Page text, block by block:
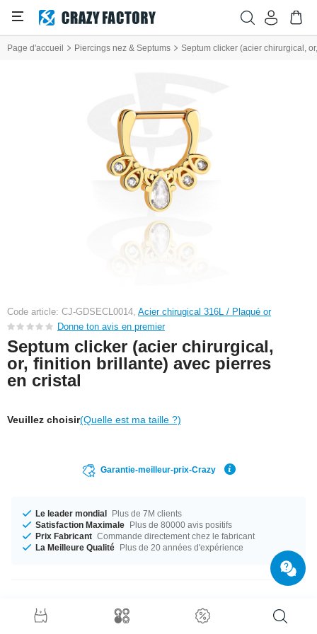
Page d'accueil Piercings nez & Septums Septum clicker (acier chirurgical,
Code article: CJ-GDSECL0014, Acier chirugical 316L / Plaqué or
Donne ton avis en premier
Septum clicker (acier chirurgical,
or, finition brillante) avec pierres
en cristal
Veuillez choisir(Quelle est ma taille ?)
Garantie-meilleur-prix-Crazy
Le leader mondial Plus de 7M clients
Satisfaction Maximale Plus de 80000 avis positifs
Prix Fabricant Commande directement chez le fabricant
La Meilleure Qualité Plus de 20 années d'expérience
Détails produit